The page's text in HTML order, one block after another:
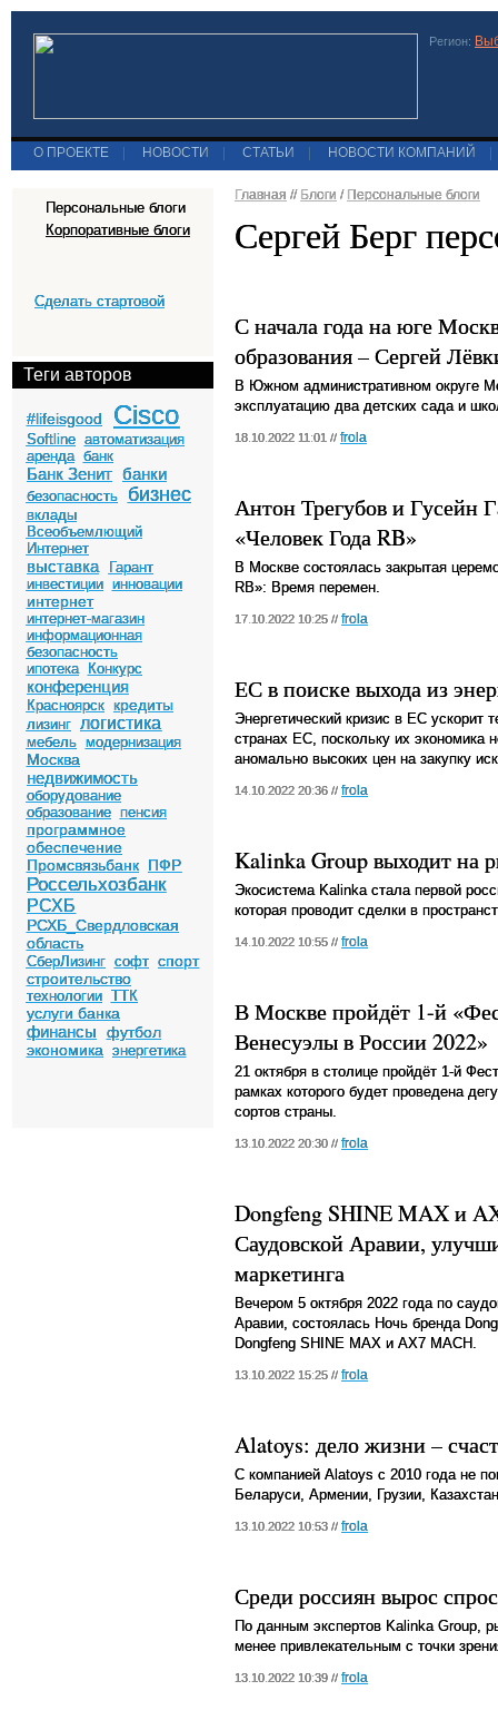
Регион:
О ПРОЕКТЕ НОВОСТИ СТАТЬИ НОВОСТИ КОМПАНИЙ
Персональные блоги
Корпоративные блоги
Сделать стартовой
Теги авторов
#lifeisgood Cisco
Softline автоматизация
аренда банк
Банк Зенит банки
безопасность бизнес
вклады
Всеобъемлющий
Интернет
выставка
Гарант
инвестиции инновации
интернет
интернет-магазин
информационная
безопасность
ипотека
Конкурс
конференция
Красноярск кредиты
лизинг логистика
мебель модернизация
Москва
недвижимость
оборудование
образование пенсия
программное
обеспечение
Промсвязьбанк ПФР
Россельхозбанк
РСХБ
РСХБ_Свердловская
область
СберЛизинг софт спорт
строительство
технологии ТТК
услуги банка
финансы
футбол
экономика
энергетика
Главная // Блоги / Персональные блоги
Сергей Берг
С начала года на юге
образования – Сергей
В Южном административном округе
эксплуатацию два детских сада и
18.10.2022 11:01 // frola
Антон Трегубов и Гусейн
«Человек Года RB»
В Москве состоялась закрытая
RB»: Время перемен.
17.10.2022 10:25 // frola
ЕС в поиске выхода из
Энергетический кризис в ЕС ускорит
странах ЕС, поскольку их экономика
аномально высоких цен на закупку
14.10.2022 20:36 // frola
Kalinka Group выходит на
Экосистема Kalinka стала первой
которая проводит сделки в
14.10.2022 10:55 // frola
В Москве пройдёт 1-й
Венесуэлы в России 2022»
21 октября в столице пройдёт 1-й
рамках которого будет проведена
сортов страны.
13.10.2022 20:30 // frola
Dongfeng SHINE MAX и
Саудовской Аравии,
маркетинга
Вечером 5 октября 2022 года по
Аравии, состоялась Ночь бренда
Dongfeng SHINE MAX и AX7 MACH.
13.10.2022 15:25 // frola
Alatoys: дело жизни –
С компанией Alatoys с 2010 года не
Беларуси, Армении, Грузии,
13.10.2022 10:53 // frola
Среди россиян вырос
По данным экспертов Kalinka Group,
менее привлекательным с точки
13.10.2022 10:39 // frola